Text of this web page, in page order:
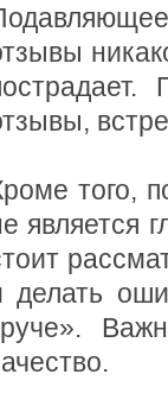
того,
является
делать